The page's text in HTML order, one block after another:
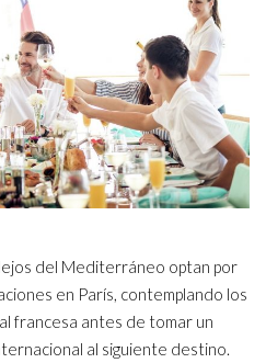
del Mediterráneo optan por
en París, contemplando los
francesa antes de tomar un
al siguiente destino.